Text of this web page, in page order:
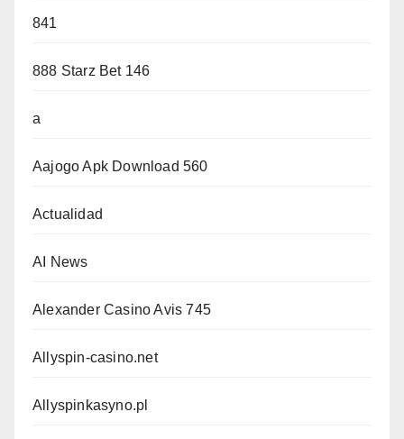
841
888 Starz Bet 146
a
Aajogo Apk Download 560
Actualidad
AI News
Alexander Casino Avis 745
Allyspin-casino.net
Allyspinkasyno.pl